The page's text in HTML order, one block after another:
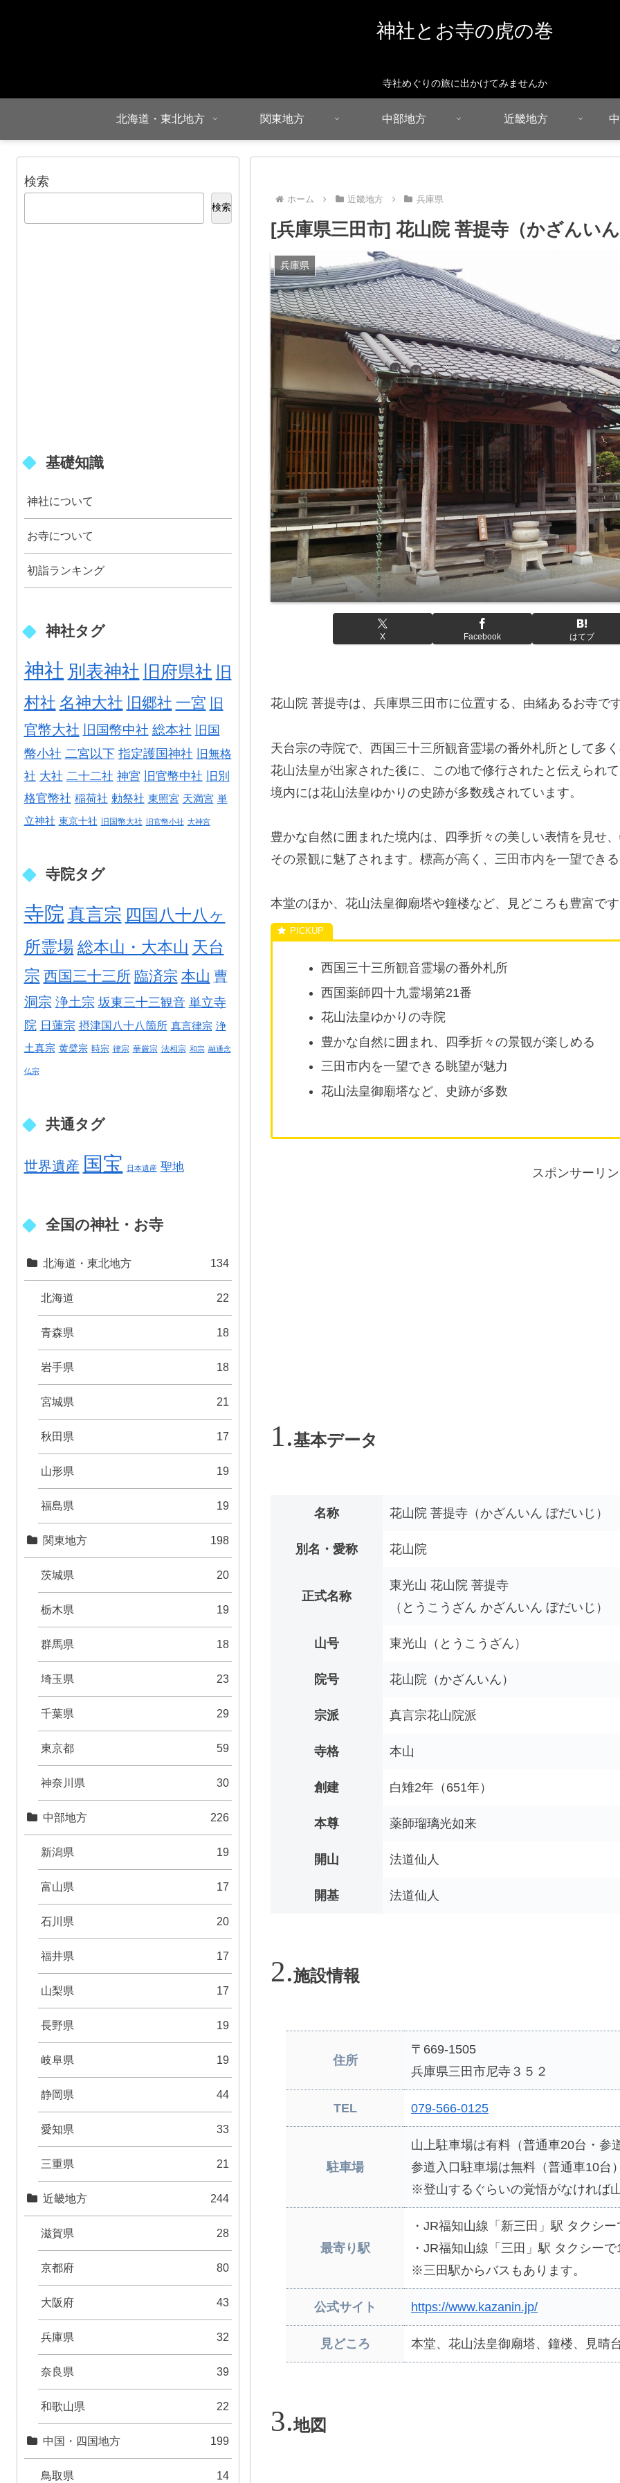
神社とお寺の虎の巻
寺社めぐりの旅に出かけてみませんか
北海道・東北地方 関東地方 中部地方 近畿地方
ホーム 近畿地方 兵庫県
[兵庫県三田市] 花山院 菩提寺（かざんい
兵庫県
X Facebook はてブ
花山院 菩提寺は、兵庫県三田市に位置する、由緒あるお寺で
天台宗の寺院で、西国三十三所観音霊場の番外札所として多
花山法皇が出家された後に、この地で修行されたと伝えられ
境内には花山法皇ゆかりの史跡が多数残されています。
豊かな自然に囲まれた境内は、四季折々の美しい表情を見せ
その景観に魅了されます。標高が高く、三田市内を一望でき
本堂のほか、花山法皇御廟塔や鐘楼など、見どころも豊富で
西国三十三所観音霊場の番外札所
西国薬師四十九霊場第21番
花山法皇ゆかりの寺院
豊かな自然に囲まれ、四季折々の景観が楽しめる
三田市内を一望できる眺望が魅力
花山法皇御廟塔など、史跡が多数
スポンサーリ
基本データ
名称 花山院 菩提寺（かざんいん ぼだいじ）
別名・愛称 花山院
正式名称
東光山 花山院 菩提寺
（とうこうざん かざんいん ぼだいじ）
山号 東光山（とうこうざん）
院号 花山院（かざんいん）
宗派 真言宗花山院派
寺格 本山
創建 白雉2年（651年）
本尊 薬師瑠璃光如来
開山 法道仙人
開基 法道仙人
施設情報
住所
〒669-1505
兵庫県三田市尼寺３５２
TEL 079-566-0125
駐車場
山上駐車場は有料（普通車20台・参
参道入口駐車場は無料（普通車10台
※登山するぐらいの覚悟がなければ
最寄り駅
・JR福知山線「新三田」駅 タクシ
・JR福知山線「三田」駅 タクシーで
※三田駅からバスもあります。
公式サイト https://www.kazanin.jp/
見どころ 本堂、花山法皇御廟塔、鐘楼、見晴
地図
検索
検索
基礎知識
神社について
お寺について
初詣ランキング
神社タグ
神社 別表神社 旧府県社 旧
村社 名神大社 旧郷社 一宮
旧
官幣大社
旧国幣中社 総本社
旧国
幣小社 二宮以下 指定護国神社 旧無格
社 大社 二十二社 神宮 旧官幣中社
旧別
格官幣社 稲荷社 勅祭社 東照宮 天満宮 単
立神社 東京十社 旧国幣大社 旧官幣小社 大神宮
寺院タグ
寺院 真言宗 四国八十八ヶ
所霊場 総本山・大本山 天台
宗 西国三十三所 臨済宗 本山 曹
洞宗 浄土宗 坂東三十三観音 単立寺
院 日蓮宗 摂津国八十八箇所 真言律宗 浄
土真宗 黄檗宗 時宗 律宗 華厳宗 法相宗 和宗 融通念
仏宗
共通タグ
世界遺産 国宝 日本遺産 聖地
全国の神社・お寺
北海道・東北地方 134
北海道 22
青森県 18
岩手県 18
宮城県 21
秋田県 17
山形県 19
福島県 19
関東地方 198
茨城県 20
栃木県 19
群馬県 18
埼玉県 23
千葉県 29
東京都 59
神奈川県 30
中部地方 226
新潟県 19
富山県 17
石川県 20
福井県 17
山梨県 17
長野県 19
岐阜県 19
静岡県 44
愛知県 33
三重県 21
近畿地方 244
滋賀県 28
京都府 80
大阪府 43
兵庫県 32
奈良県 39
和歌山県 22
中国・四国地方 199
鳥取県 14